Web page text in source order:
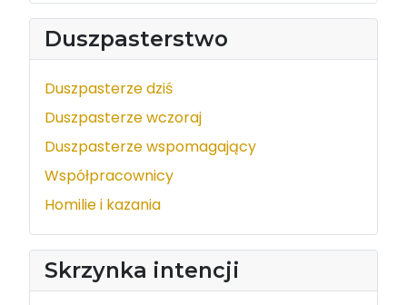
Duszpasterstwo
Duszpasterze dziś
Duszpasterze wczoraj
Duszpasterze wspomagający
Współpracownicy
Homilie i kazania
Skrzynka intencji